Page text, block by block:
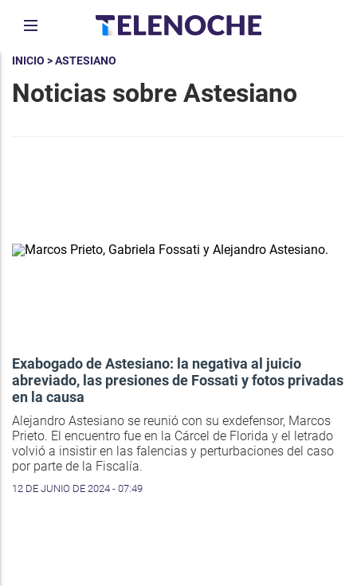
INICIO > ASTESIANO
Noticias sobre Astesiano
Exabogado de Astesiano: la negativa al juicio
abreviado, las presiones de Fossati y fotos privadas
en la causa
Alejandro Astesiano se reunió con su exdefensor, Marcos
Prieto. El encuentro fue en la Cárcel de Florida y el letrado
volvió a insistir en las falencias y perturbaciones del caso
por parte de la Fiscalía.
12 DE JUNIO DE 2024 - 07:49